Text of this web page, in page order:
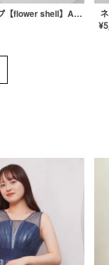
ネイルチップ【flower shell】AE-CONA-03
¥